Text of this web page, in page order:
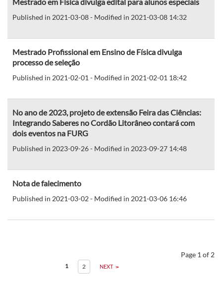
Published in 2021-03-08 - Modified in 2021-03-08 14:32
Mestrado Profissional em Ensino de Física divulga
processo de seleção
Published in 2021-02-01 - Modified in 2021-02-01 18:42
No ano de 2023, projeto de extensão Feira das Ciências:
Integrando Saberes no Cordão Litorâneo contará com
dois eventos na FURG
Published in 2023-09-26 - Modified in 2023-09-27 14:48
Nota de falecimento
Published in 2021-03-02 - Modified in 2021-03-06 16:46
Page 1 of 2
1 2 NEXT